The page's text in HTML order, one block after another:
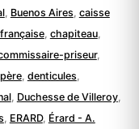
, Buenos Aires, caisse
, chapiteau,
priseur,
, denticules,
, Duchesse de Villeroy,
, ERARD, Érard - A.